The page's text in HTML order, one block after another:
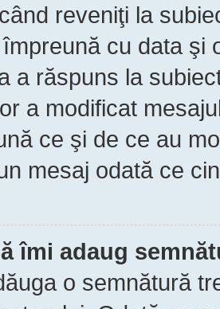
reveniţi la
cu data şi
a răspuns la
a modificat
ce şi de ce au
mesaj odată ce
îmi adaug
o semnătură